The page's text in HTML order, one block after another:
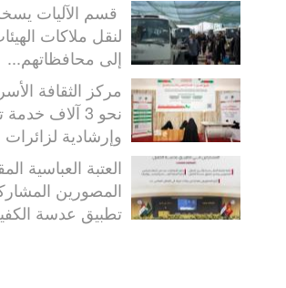
قسم الآليات
لنقل ملاكات
إلى محافظاتهم...
مركز الثقافة
نحو 3 آلاف
وإرشادية لزائرات
العتبة العباسية
المصورين
تطبيق عدسة